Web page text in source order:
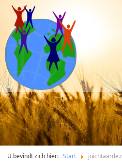
U bevindt zich hier: Start